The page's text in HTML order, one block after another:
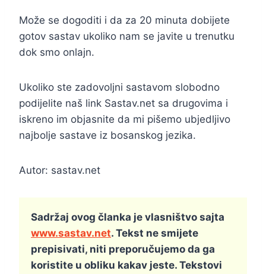
Može se dogoditi i da za 20 minuta dobijete
gotov sastav ukoliko nam se javite u trenutku
dok smo onlajn.
Ukoliko ste zadovoljni sastavom slobodno
podijelite naš link Sastav.net sa drugovima i
iskreno im objasnite da mi pišemo ubjedljivo
najbolje sastave iz bosanskog jezika.
Autor: sastav.net
Sadržaj ovog članka je vlasništvo sajta
www.sastav.net. Tekst ne smijete
prepisivati, niti preporučujemo da ga
koristite u obliku kakav jeste. Tekstovi